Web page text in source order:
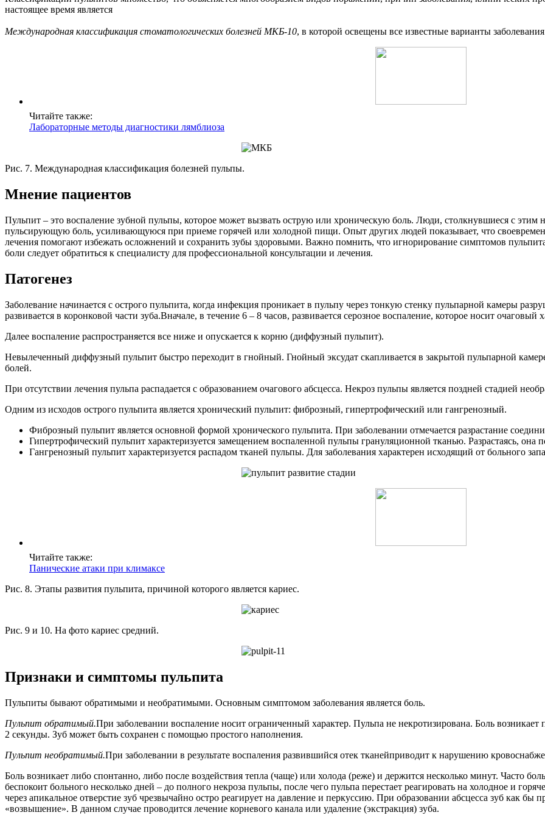
настоящее время является
Международная классификация стоматологических болезней МКБ-10, в которой освещены все известные варианты
Читайте также:
Лабораторные методы диагностики лямблиоза
Рис. 7. Международная классификация болезней пульпы.
Мнение пациентов
Пульпит – это воспаление зубной пульпы, которое может вызвать острую или хроническую боль. Люди, столкнувшиеся с
пульсирующую боль, усиливающуюся при приеме горячей или холодной пищи. Опыт других людей показывает, что
лечения помогают избежать осложнений и сохранить зубы здоровыми. Важно помнить, что игнорирование симптомов
боли следует обратиться к специалисту для профессиональной консультации и лечения.
Патогенез
Заболевание начинается с острого пульпита, когда инфекция проникает в пульпу через тонкую стенку пульпарной камеры
развивается в коронковой части зуба.Вначале, в течение 6 – 8 часов, развивается серозное воспаление, которое носит очаговый
Далее воспаление распространяется все ниже и опускается к корню (диффузный пульпит).
Невылеченный диффузный пульпит быстро переходит в гнойный. Гнойный эксудат скапливается в закрытой пульпарной
болей.
При отсутствии лечения пульпа распадается с образованием очагового абсцесса. Некроз пульпы является поздней стадией
Одним из исходов острого пульпита является хронический пульпит: фиброзный, гипертрофический или гангренозный.
Фиброзный пульпит является основной формой хронического пульпита. При заболевании отмечается разрастание
Гипертрофический пульпит характеризуется замещением воспаленной пульпы грануляционной тканью. Разрастаясь, она
Гангренозный пульпит характеризуется распадом тканей пульпы. Для заболевания характерен исходящий от больного
Читайте также:
Панические атаки при климаксе
Рис. 8. Этапы развития пульпита, причиной которого является кариес.
Рис. 9 и 10. На фото кариес средний.
Признаки и симптомы пульпита
Пульпиты бывают обратимыми и необратимыми. Основным симптомом заболевания является боль.
Пульпит обратимый.При заболевании воспаление носит ограниченный характер. Пульпа не некротизирована. Боль
2 секунды. Зуб может быть сохранен с помощью простого наполнения.
Пульпит необратимый.При заболевании в результате воспаления развившийся отек тканейприводит к нарушению
Боль возникает либо спонтанно, либо после воздействия тепла (чаще) или холода (реже) и держится несколько минут. Часто
беспокоит больного несколько дней – до полного некроза пульпы, после чего пульпа перестает реагировать на холодное и
через апикальное отверстие зуб чрезвычайно остро реагирует на давление и перкуссию. При образовании абсцесса зуб как
«возвышение». В данном случае проводится лечение корневого канала или удаление (экстракция) зуба.